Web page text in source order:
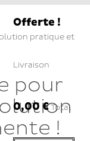
Offerte !
Livraison
0,00 €Total
pour
!